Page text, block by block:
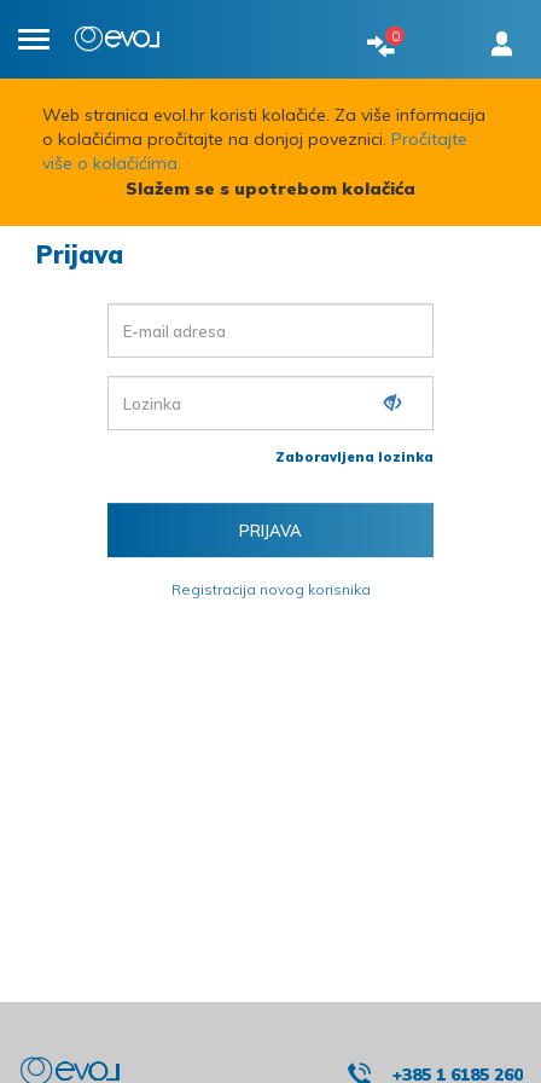
0
Toggle
Web stranica evol.hr koristi kolačiće. Za više informacija
o kolačićima pročitajte na donjoj poveznici. Pročitajte
više o kolačićima.
Slažem se s upotrebom kolačića
Prijava
Zaboravljena lozinka
Registracija novog korisnika
+385 1 6185 260